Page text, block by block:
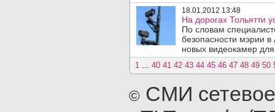
18.01.2012 13:48
На дорогах Тольятти
По словам
безопасности мэрии
новых видеокамер
1 40 41 42 43 44 45 46 47 48 49 50
© СМИ